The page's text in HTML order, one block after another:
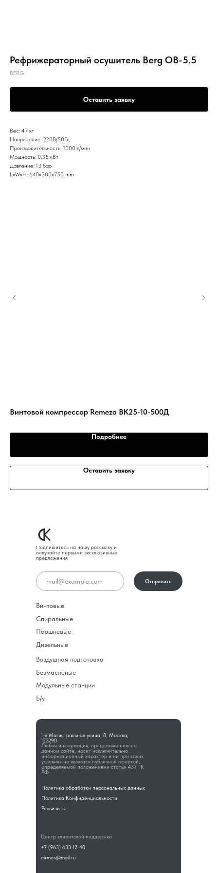
Рефрижераторный осушитель Berg OB-5.5
BERG
Оставить заявку
Вес: 47 кг
Напряжение: 220В/50Гц
Производительность: 1000 л/мин
Мощность: 0,35 кВт
Давление: 13 бар
LxWxH: 640x380x750 mm
Винтовой компрессор Remeza ВК25-10-500Д
Подробнее
Оставить заявку
Любая информация, представленная на
данном сайте, носит исключительно
информационный характер и ни при каких
условиях не является публичной офертой,
определяемой положениями статьи 437 ГК
РФ.
1-я Магистральная улица, 8, Москва,
123290
Подпишитесь на нашу рассылку и
получайте первыми эксклюзивные
предложения
Винтовые
Спиральные
Поршневые
Дизельные
Воздушная подготовка
Безмасленые
Модульные станции
Б/у
Политика обработки персональных данных
Политика Конфиденциальности
Реквизиты
Центр клиентской поддержки
+7 (963) 633-12-40
airmos@mail.ru
Отправить